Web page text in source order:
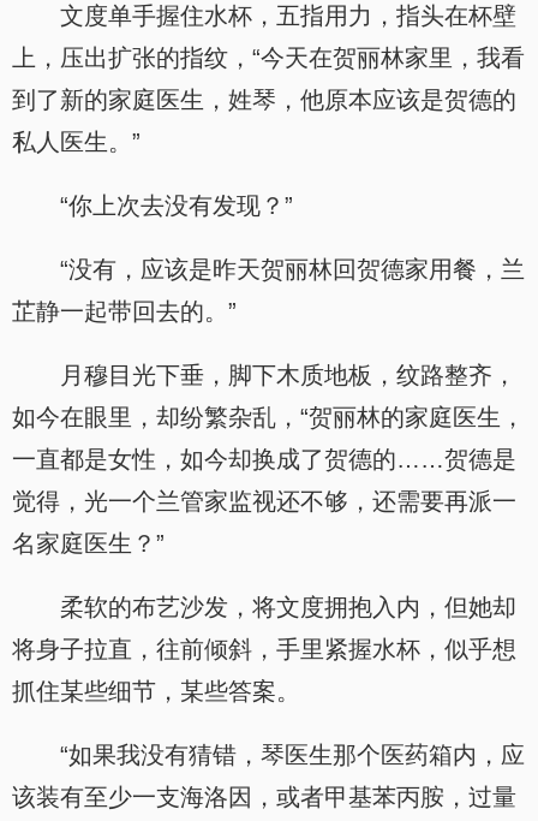
文度单手握住水杯，五指用力，指头在杯壁
上，压出扩张的指纹，“今天在贺丽林家里，我看
到了新的家庭医生，姓琴，他原本应该是贺德的
私人医生。”
“你上次去没有发现？”
“没有，应该是昨天贺丽林回贺德家用餐，兰
芷静一起带回去的。”
月穆目光下垂，脚下木质地板，纹路整齐，
如今在眼里，却纷繁杂乱，“贺丽林的家庭医生，
一直都是女性，如今却换成了贺德的……贺德是
觉得，光一个兰管家监视还不够，还需要再派一
名家庭医生？”
柔软的布艺沙发，将文度拥抱入内，但她却
将身子拉直，往前倾斜，手里紧握水杯，似乎想
抓住某些细节，某些答案。
“如果我没有猜错，琴医生那个医药箱内，应
该装有至少一支海洛因，或者甲基苯丙胺，过量